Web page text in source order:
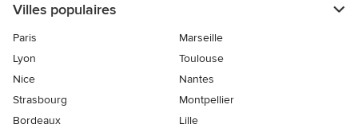
Villes populaires
Paris
Marseille
Lyon
Toulouse
Nice
Nantes
Strasbourg
Montpellier
Bordeaux
Lille